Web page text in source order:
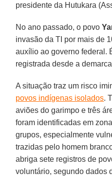
presidente da Hutukara
No ano passado, o povo
invasão da TI por mais de
auxílio ao governo federal.
registrada desde a
A situação traz um risco
povos indígenas isolados.
aviões do garimpo e três
foram identificadas em
grupos, especialmente
trazidas pelo homem
abriga sete registros de
voluntário, segundo dados